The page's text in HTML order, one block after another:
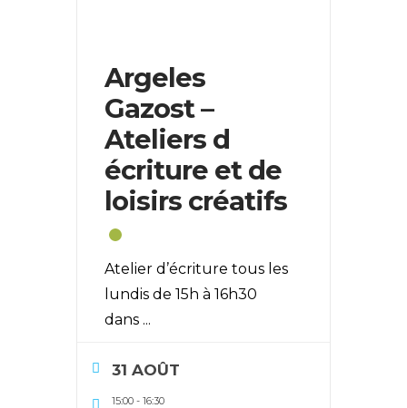
Argeles
Gazost –
Ateliers d
écriture et de
loisirs créatifs
Atelier d’écriture tous les
lundis de 15h à 16h30
dans ...
31 AOÛT
15:00 - 16:30